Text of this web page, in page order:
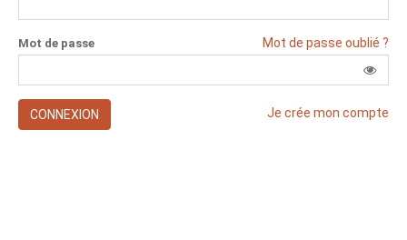
Mot de passe oublié ?
Mot de passe
CONNEXION Je crée mon compte